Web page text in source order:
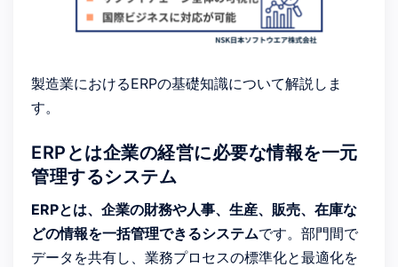
製造業におけるERPの基礎知識について解説しま
す。
ERPとは企業の経営に必要な情報を一元
管理するシステム
ERPとは、企業の財務や人事、生産、販売、在庫な
どの情報を一括管理できるシステムです。部門間で
データを共有し、業務プロセスの標準化と最適化を